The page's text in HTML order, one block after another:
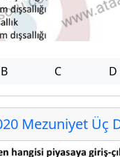
B C D
Mezuniyet Üç